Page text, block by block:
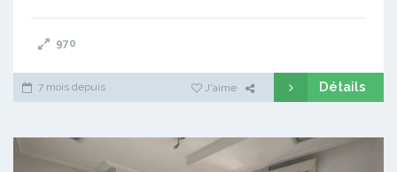
970
7 mois depuis J'aime Détails